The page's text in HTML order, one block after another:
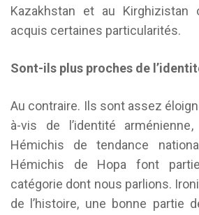
Kazakhstan et au Kirghizistan
acquis certaines particularités.
Sont-ils plus proches de
Au contraire. Ils sont assez
à-vis de l’identité
Hémichis de tendance
Hémichis de Hopa font
catégorie dont nous parlions.
de l’histoire, une bonne partie